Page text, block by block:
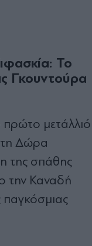
Το
Γκουντούρα
πρώτο μετάλλιό
τη Δώρα
της σπάθης
την Καναδή
παγκόσμιας